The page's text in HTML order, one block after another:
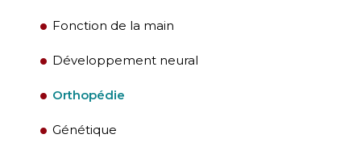
Fonction de la main
Développement neural
Orthopédie
Génétique